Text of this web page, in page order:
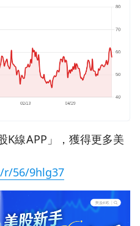
K線APP」，獲得更多美
56/9hlg37